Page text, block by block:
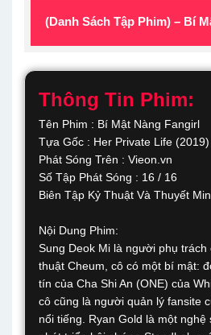
(Danh Sách Tập Phim) – Bí
Thông Tin Phim:
Tên Phim : Bí Mật Nàng Fangirl
Tựa Gốc : Her Private Life (2019)
Phát Sóng Trên : Vieon.vn
Số Tập Phát Sóng : 16 / 16
Biên Tập Kỷ Thuật Và Thuyết
Nội Dung Phim:
Sung Deok Mi là người phụ trách
thuật Cheum, cô có một bí mật:
tín của Cha Shi An (ONE) của
cô cũng là người quản lý fansite
nổi tiếng. Ryan Gold là một